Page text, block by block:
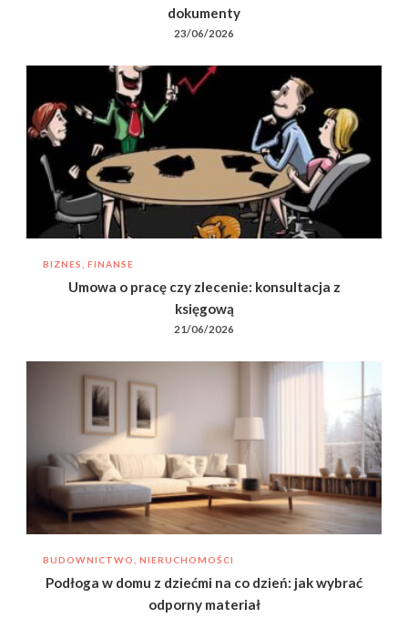
dokumenty
23/06/2026
BIZNES, FINANSE
Umowa o pracę czy zlecenie: konsultacja z
księgową
21/06/2026
BUDOWNICTWO, NIERUCHOMOŚCI
Podłoga w domu z dziećmi na co dzień: jak wybrać
odporny materiał